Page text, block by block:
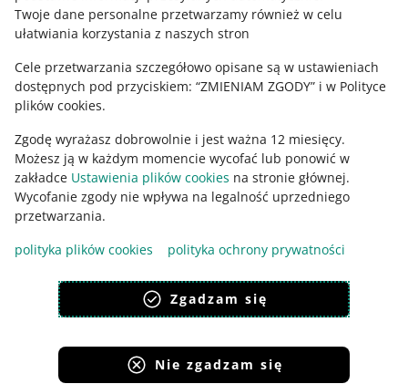
Twoje dane personalne przetwarzamy również w celu
ułatwiania korzystania z naszych stron
Cele przetwarzania szczegółowo opisane są w ustawieniach
dostępnych pod przyciskiem: “ZMIENIAM ZGODY” i w Polityce
plików cookies.
Zgodę wyrażasz dobrowolnie i jest ważna 12 miesięcy.
Możesz ją w każdym momencie wycofać lub ponowić w
zakładce Ustawienia plików cookies na stronie głównej.
Wycofanie zgody nie wpływa na legalność uprzedniego
przetwarzania.
polityka plików cookies
polityka ochrony prywatności
Zgadzam się
Nie zgadzam się
Ta strona jest też dostępna w innych językach
wygląd:
Serwisy Grupy Allegro